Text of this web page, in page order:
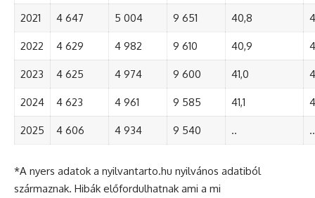
2021 4 647 5 004 9 651 40,8
2022 4 629 4 982 9 610 40,9
2023 4 625 4 974 9 600 41,0
2024 4 623 4 961 9 585 41,1
2025 4 606 4 934 9 540 .. ..
*A nyers adatok a nyilvantarto.hu nyilvános adatiból
származnak. Hibák előfordulhatnak ami a mi